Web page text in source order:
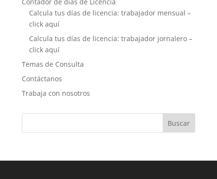
Contador de días de Licencia
Calcula tus días de licencia: trabajador mensual –
click aquí
Calcula tus días de licencia: trabajador jornalero –
click aquí
Temas de Consulta
Contáctanos
Trabaja con nosotros
Buscar